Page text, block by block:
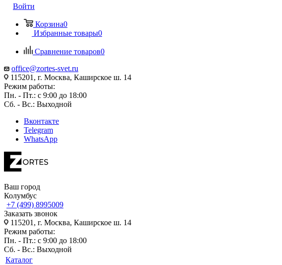
Войти
Корзина0
Избранные товары0
Сравнение товаров0
office@zortes-svet.ru
115201, г. Москва, Каширское ш. 14
Режим работы:
Пн. - Пт.: с 9:00 до 18:00
Сб. - Вс.: Выходной
Вконтакте
Telegram
WhatsApp
Ваш город
Колумбус
+7 (499) 8995009
Заказать звонок
115201, г. Москва, Каширское ш. 14
Режим работы:
Пн. - Пт.: с 9:00 до 18:00
Сб. - Вс.: Выходной
Каталог